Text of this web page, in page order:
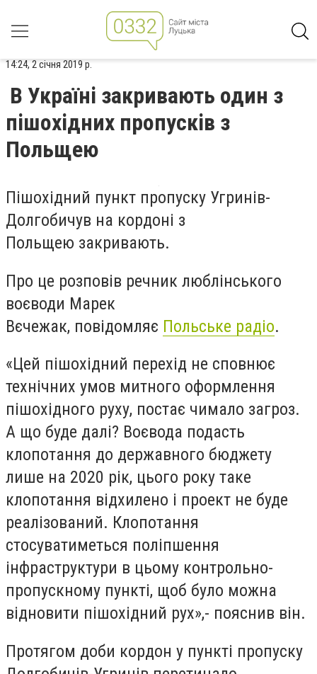
14:24, 2 січня 2019 р.
В Україні закривають один з
пішохідних пропусків з
Польщею
Пішохідний пункт пропуску Угринів-
Долгобичув на кордоні з
Польщею закривають.
Про це розповів речник люблінського
воєводи Марек
Вєчежак, повідомляє Польське радіо.
«Цей пішохідний перехід не сповнює
технічних умов митного оформлення
пішохідного руху, постає чимало загроз.
А що буде далі? Воєвода подасть
клопотання до державного бюджету
лише на 2020 рік, цього року таке
клопотання відхилено і проект не буде
реалізований. Клопотання
стосуватиметься поліпшення
інфраструктури в цьому контрольно-
пропускному пункті, щоб було можна
відновити пішохідний рух»,- пояснив він.
Протягом доби кордон у пункті пропуску